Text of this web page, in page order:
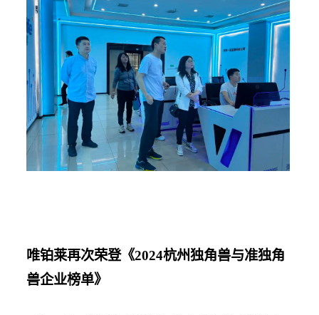
唯铂莱再次荣登《2024杭州独角兽与准独角
兽企业榜单》